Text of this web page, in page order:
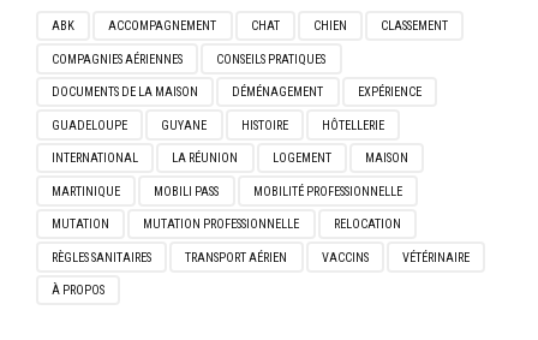
ABK ACCOMPAGNEMENT CHAT CHIEN CLASSEMENT
COMPAGNIES AÉRIENNES CONSEILS PRATIQUES
DOCUMENTS DE LA MAISON DÉMÉNAGEMENT EXPÉRIENCE
GUADELOUPE GUYANE HISTOIRE HÔTELLERIE
INTERNATIONAL LA RÉUNION LOGEMENT MAISON
MARTINIQUE MOBILI PASS MOBILITÉ PROFESSIONNELLE
MUTATION MUTATION PROFESSIONNELLE RELOCATION
RÈGLES SANITAIRES TRANSPORT AÉRIEN VACCINS VÉTÉRINAIRE
À PROPOS